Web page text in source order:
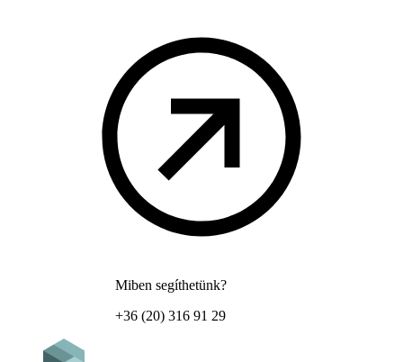
Miben segíthetünk?
+36 (20) 316 91 29